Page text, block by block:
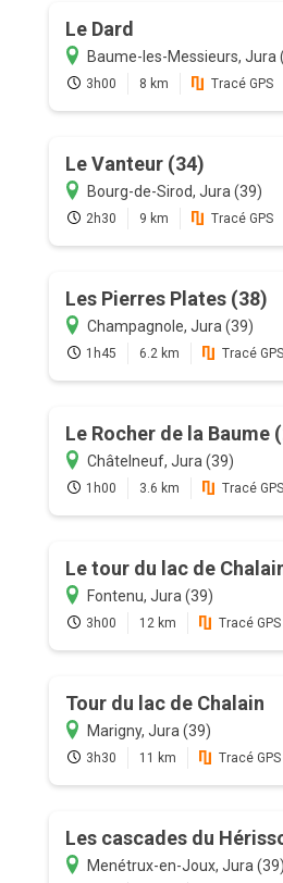
Le Dard
Baume-les-Messieurs, Jura
3h00 8 km Tracé GPS
Le Vanteur (34)
Bourg-de-Sirod, Jura (39)
2h30 9 km Tracé GPS
Les Pierres Plates (38)
Champagnole, Jura (39)
1h45 6.2 km Tracé GPS
Le Rocher de la Baume
Châtelneuf, Jura (39)
1h00 3.6 km Tracé GPS
Le tour du lac de
Fontenu, Jura (39)
3h00 12 km Tracé GPS
Tour du lac de Chalain
Marigny, Jura (39)
3h30 11 km Tracé GPS
Les cascades du
Menétrux-en-Joux, Jura (39)